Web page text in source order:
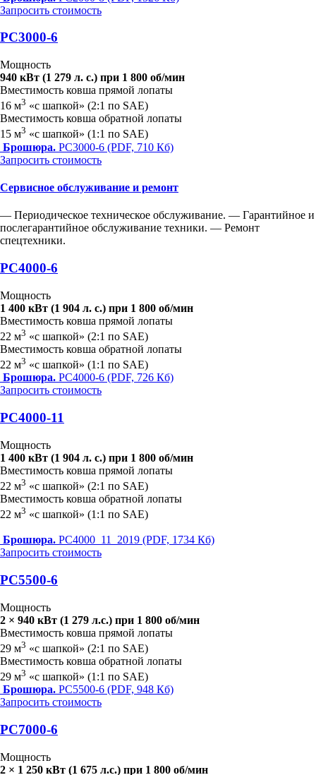
Запросить стоимость
PC3000-6
Мощность
940 кВт (1 279 л. с.) при 1 800 об/мин
Вместимость ковша прямой лопаты
16 м3 «с шапкой» (2:1 по SAE)
Вместимость ковша обратной лопаты
15 м3 «с шапкой» (1:1 по SAE)
Брошюра. PC3000-6 (PDF, 710 Кб)
Запросить стоимость
Сервисное обслуживание и ремонт
— Периодическое техническое обслуживание. — Гарантийное и
послегарантийное обслуживание техники. — Ремонт
спецтехники.
PC4000-6
Мощность
1 400 кВт (1 904 л. с.) при 1 800 об/мин
Вместимость ковша прямой лопаты
22 м3 «с шапкой» (2:1 по SAE)
Вместимость ковша обратной лопаты
22 м3 «с шапкой» (1:1 по SAE)
Брошюра. PC4000-6 (PDF, 726 Кб)
Запросить стоимость
PC4000-11
Мощность
1 400 кВт (1 904 л. с.) при 1 800 об/мин
Вместимость ковша прямой лопаты
22 м3 «с шапкой» (2:1 по SAE)
Вместимость ковша обратной лопаты
22 м3 «с шапкой» (1:1 по SAE)
Брошюра. PC4000_11_2019 (PDF, 1734 Кб)
Запросить стоимость
PC5500-6
Мощность
2 × 940 кВт (1 279 л.с.) при 1 800 об/мин
Вместимость ковша прямой лопаты
29 м3 «с шапкой» (2:1 по SAE)
Вместимость ковша обратной лопаты
29 м3 «с шапкой» (1:1 по SAE)
Брошюра. PC5500-6 (PDF, 948 Кб)
Запросить стоимость
PC7000-6
Мощность
2 × 1 250 кВт (1 675 л.с.) при 1 800 об/мин